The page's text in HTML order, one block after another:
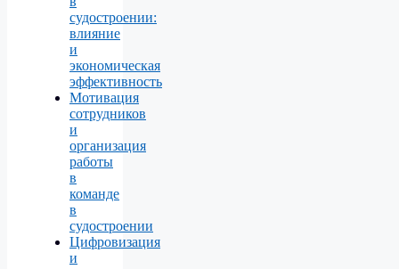
судостроении:
влияние
и
экономическая
эффективность
Мотивация
сотрудников
и
организация
работы
в
команде
в
судостроении
Цифровизация
и